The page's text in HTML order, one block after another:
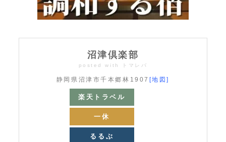
沼津倶楽部
posted with トマレバ
静岡県沼津市千本郷林1907 [地図]
楽天トラベル
一休
るるぶ